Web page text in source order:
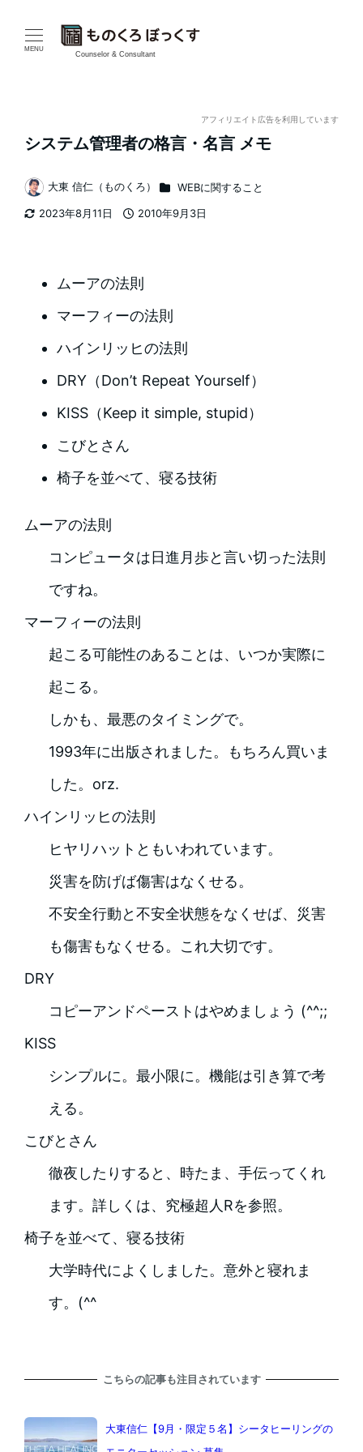
MENU
Counselor & Consultant
アフィリエイト広告を利用しています
システム管理者の格言・名言 メモ
2023年8月11日
2010年9月3日
著
者
大東 信仁（ものくろ） カテゴリー
WEBに関すること
ムーアの法則
マーフィーの法則
ハインリッヒの法則
DRY（Don’t Repeat Yourself）
KISS（Keep it simple, stupid）
こびとさん
椅子を並べて、寝る技術
ムーアの法則
コンピュータは日進月歩と言い切った法則
ですね。
マーフィーの法則
起こる可能性のあることは、いつか実際に
起こる。
しかも、最悪のタイミングで。
1993年に出版されました。もちろん買いま
した。orz.
ハインリッヒの法則
ヒヤリハットともいわれています。
災害を防げば傷害はなくせる。
不安全行動と不安全状態をなくせば、災害
も傷害もなくせる。これ大切です。
DRY
コピーアンドペーストはやめましょう (^^;;
KISS
シンプルに。最小限に。機能は引き算で考
える。
こびとさん
徹夜したりすると、時たま、手伝ってくれ
ます。詳しくは、究極超人Rを参照。
椅子を並べて、寝る技術
大学時代によくしました。意外と寝れま
す。(^^
こちらの記事も注目されています
大東信仁【9月・限定５名】シータヒーリングの